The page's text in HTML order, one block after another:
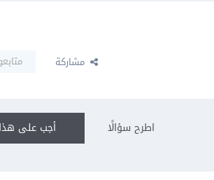
مشاركة
أجب على اطرح سؤالًا